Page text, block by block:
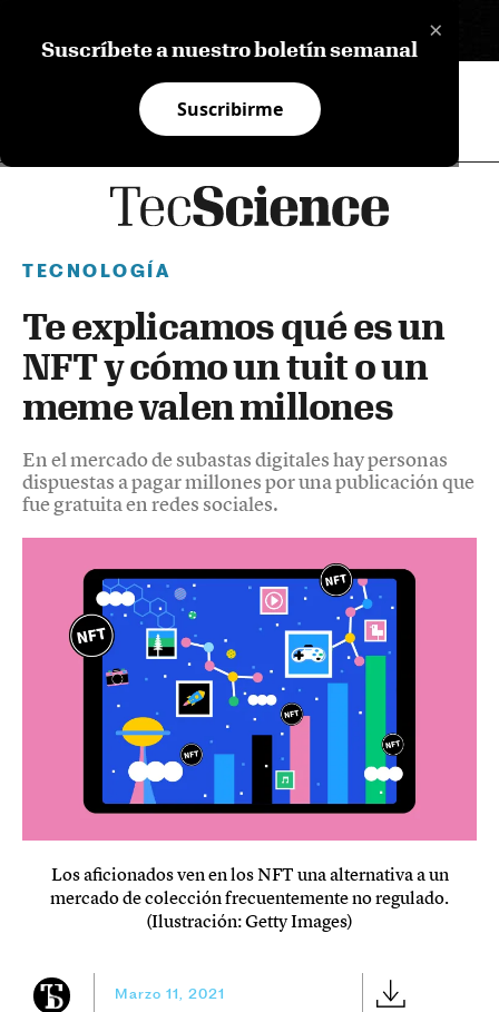
×
Suscríbete a nuestro boletín semanal
Suscribirme
TECNOLOGÍA
Te explicamos qué es un
NFT y cómo un tuit o un
meme valen millones
En el mercado de subastas digitales hay personas
dispuestas a pagar millones por una publicación que
fue gratuita en redes sociales.
Los aficionados ven en los NFT una alternativa a un
mercado de colección frecuentemente no regulado.
(Ilustración: Getty Images)
Marzo 11, 2021